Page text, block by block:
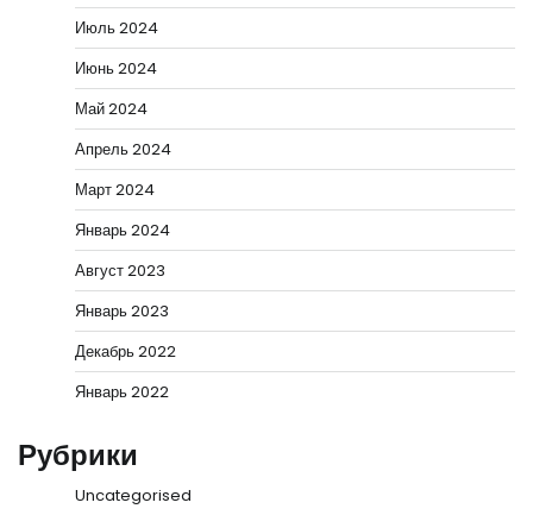
Июль 2024
Июнь 2024
Май 2024
Апрель 2024
Март 2024
Январь 2024
Август 2023
Январь 2023
Декабрь 2022
Январь 2022
Рубрики
Uncategorised